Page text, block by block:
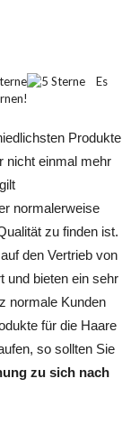
Es
Produkte
nicht einmal mehr
normalerweise
zu finden ist.
den Vertrieb von
und bieten ein sehr
normale Kunden
für die Haare
so sollten Sie
zu sich nach